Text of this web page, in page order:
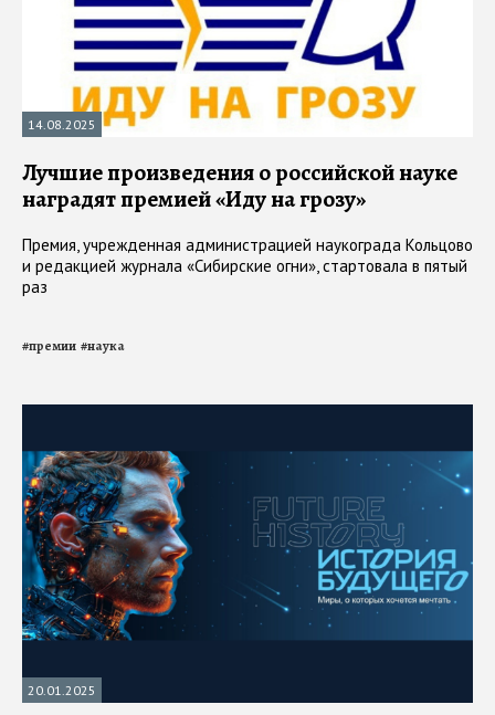
14.08.2025
Лучшие произведения о российской науке
наградят премией «Иду на грозу»
Премия, учрежденная администрацией наукограда Кольцово
и редакцией журнала «Сибирские огни», стартовала в пятый
раз
#премии #наука
20.01.2025